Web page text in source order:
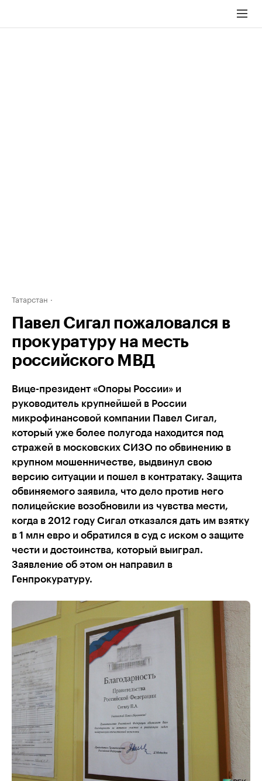
Татарстан
Павел Сигал пожаловался в
прокуратуру на месть
российского МВД
Вице-президент «Опоры России» и
руководитель крупнейшей в России
микрофинансовой компании Павел Сигал,
который уже более полугода находится под
стражей в московских СИЗО по обвинению в
крупном мошенничестве, выдвинул свою
версию ситуации и пошел в контратаку. Защита
обвиняемого заявила, что дело против него
полицейские возобновили из чувства мести,
когда в 2012 году Сигал отказался дать им взятку
в 1 млн евро и обратился в суд с иском о защите
чести и достоинства, который выиграл.
Заявление об этом он направил в
Генпрокуратуру.